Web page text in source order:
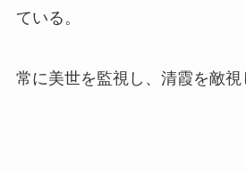
ている。
常に美世を監視し、清霞を敵視